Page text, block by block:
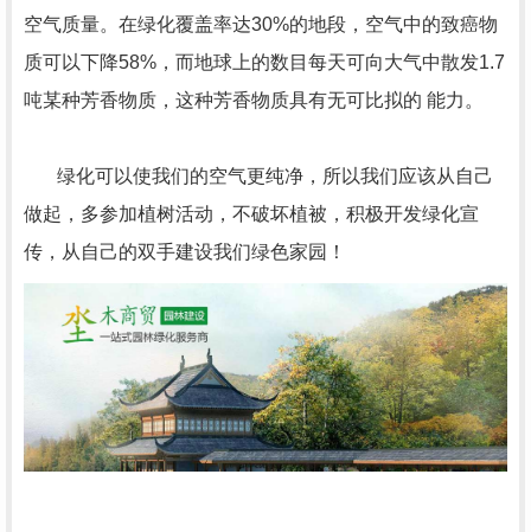
空气质量。在绿化覆盖率达30%的地段，空气中的致癌物
质可以下降58%，而地球上的数目每天可向大气中散发1.7
吨某种芳香物质，这种芳香物质具有无可比拟的 能力。
绿化可以使我们的空气更纯净，所以我们应该从自己
做起，多参加植树活动，不破坏植被，积极开发绿化宣
传，从自己的双手建设我们绿色家园！